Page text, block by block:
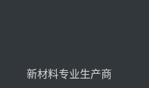
新材料专业生产商